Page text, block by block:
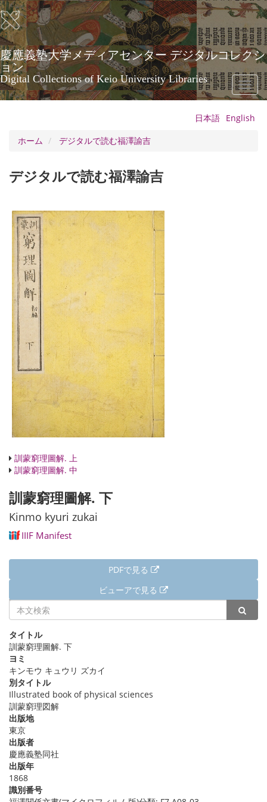
メ
イ
ン
コ
ン
テ
ン
ツ
に
慶應義塾大学メディアセンター デジタルコレクシ
ョン
Digital Collections of Keio University Libraries
Toggle
日本語 English
ホーム
デジタルで読む福澤諭吉
デジタルで読む福澤諭吉
訓蒙窮理圖解. 上
訓蒙窮理圖解. 中
訓蒙窮理圖解. 下
Kinmo kyuri zukai
IIIF Manifest
PDFで見る
ビューアで見る
詳細情報
タイトル
訓蒙窮理圖解. 下
ヨミ
キンモウ キュウリ ズカイ
別タイトル
Illustrated book of physical sciences
訓蒙窮理図解
出版地
東京
出版者
慶應義塾同社
出版年
1868
識別番号